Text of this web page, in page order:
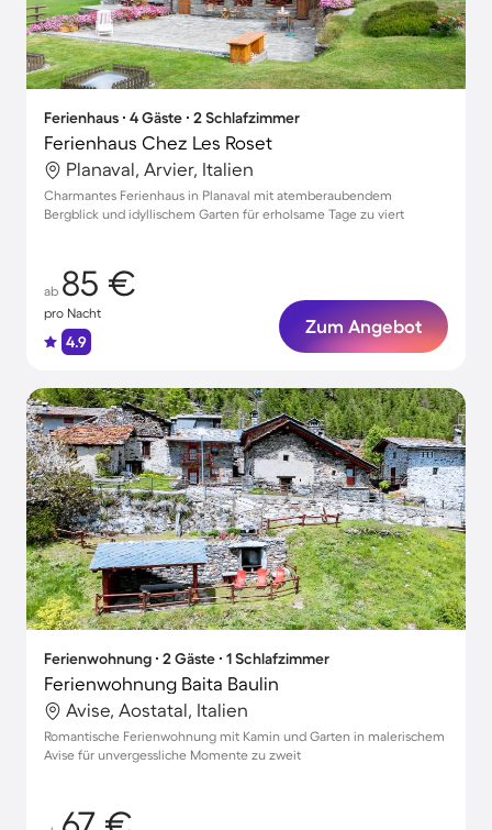
Ferienhaus ∙ 4 Gäste ∙ 2 Schlafzimmer
Ferienhaus Chez Les Roset
Planaval, Arvier, Italien
Charmantes Ferienhaus in Planaval mit atemberaubendem
Bergblick und idyllischem Garten für erholsame Tage zu viert
ab 85 €
pro Nacht
4.9
Zum Angebot
Ferienwohnung ∙ 2 Gäste ∙ 1 Schlafzimmer
Ferienwohnung Baita Baulin
Avise, Aostatal, Italien
Romantische Ferienwohnung mit Kamin und Garten in malerischem
Avise für unvergessliche Momente zu zweit